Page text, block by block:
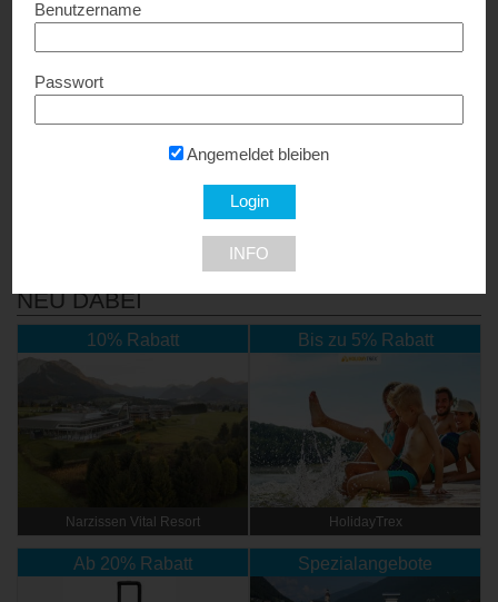
ALPS RESORTS
Hüttendorf Präbichl
20% Rabatt...
8794 Vordernberg
NEU DABEI
10% Rabatt
Narzissen Vital Resort
Bis zu 5% Rabatt
HolidayTrex
Ab 20% Rabatt Spezialangebote
Benutzername
Passwort
Angemeldet bleiben
INFO